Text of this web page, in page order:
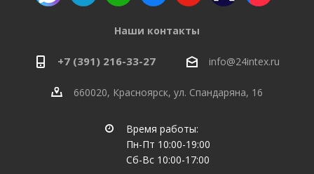
Наши контакты
+7 (391) 216-33-27 info@24intex.ru
660020, Красноярск, ул. Спандаряна, 16
Время работы:
Пн-Пт 10:00-19:00
Сб-Вс 10:00-17:00